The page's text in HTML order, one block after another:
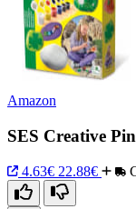
Amazon
SES Creative
4.63€ 22.88€